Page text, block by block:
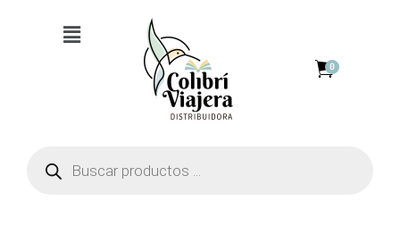
Menú
0
productos